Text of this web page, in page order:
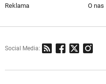
Reklama
O nas
Social Media: